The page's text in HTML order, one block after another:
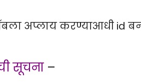
अप्लाय करण्याआधी id
सूचना –